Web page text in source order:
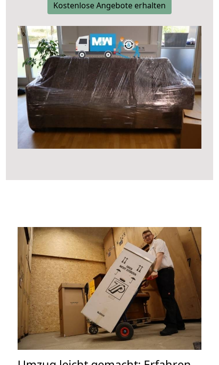
Kostenlose Angebote erhalten